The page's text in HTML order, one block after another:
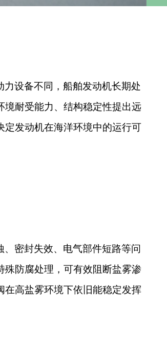
设备不同，船舶发动机长期处
境耐受能力、结构稳定性提出远
定发动机在海洋环境中的运行可
密封失效、电气部件短路等问
殊防腐处理，可有效阻断盐雾渗
在高盐雾环境下依旧能稳定发挥